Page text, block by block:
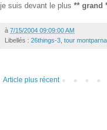
je suis devant le plus ** grand
à 7/15/2004 09:09:00 AM
Libellés : 26things-3 tour
Article plus récent